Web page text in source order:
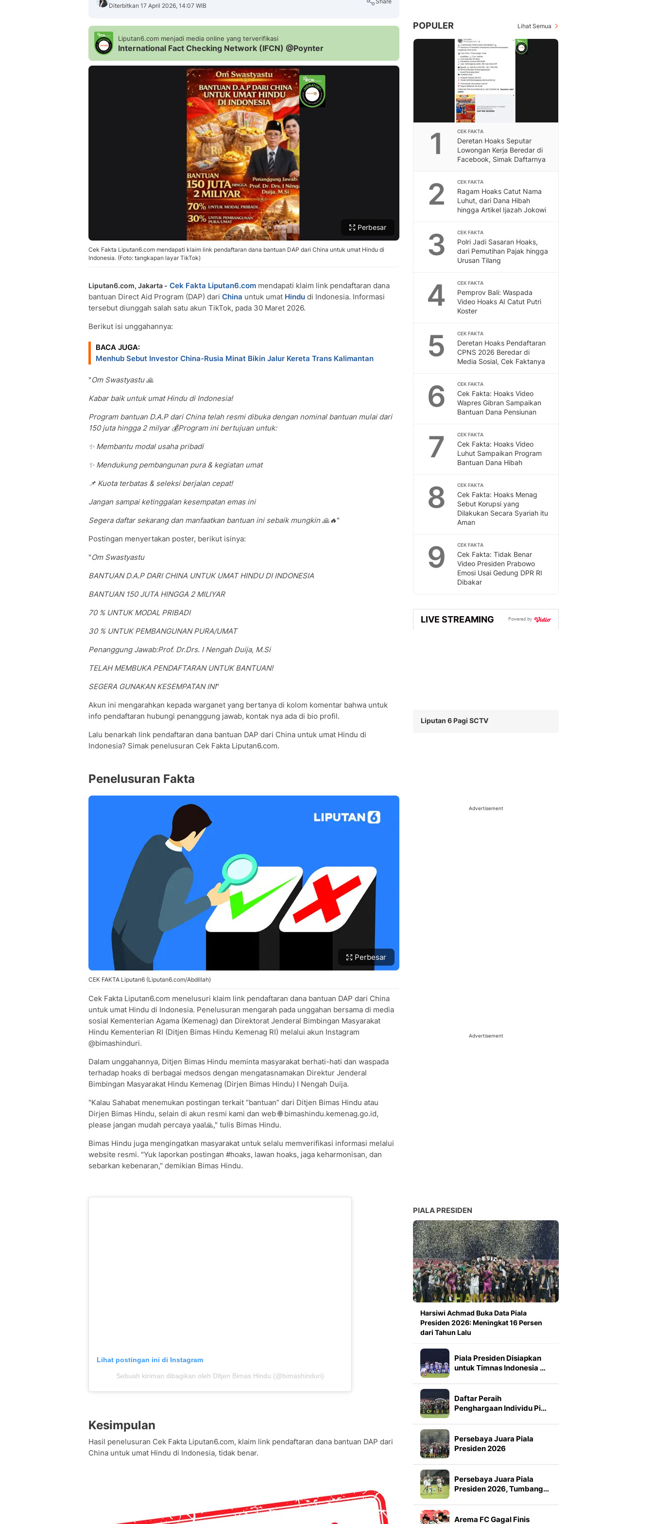
Diterbitkan 17 April 2026, 14:07 WIB
Liputan6.com menjadi media online yang terverifikasi
International Fact Checking Network (IFCN) @Poynter
Perbesar
Cek Fakta Liputan6.com mendapati klaim link pendaftaran dana bantuan DAP dari China untuk umat Hindu di
Indonesia. (Foto: tangkapan layar TikTok)
Liputan6.com, Jakarta - Cek Fakta Liputan6.com mendapati klaim link pendaftaran dana
bantuan Direct Aid Program (DAP) dari China untuk umat Hindu di Indonesia. Informasi
tersebut diunggah salah satu akun TikTok, pada 30 Maret 2026.
Berikut isi unggahannya:
BACA JUGA:
Menhub Sebut Investor China-Rusia Minat Bikin Jalur Kereta Trans Kalimantan
"Om Swastyastu 🙏
Kabar baik untuk umat Hindu di Indonesia!
Program bantuan D.A.P dari China telah resmi dibuka dengan nominal bantuan mulai dari
150 juta hingga 2 milyar 💰Program ini bertujuan untuk:
✨ Membantu modal usaha pribadi
✨ Mendukung pembangunan pura & kegiatan umat
📌 Kuota terbatas & seleksi berjalan cepat!
Jangan sampai ketinggalan kesempatan emas ini
Segera daftar sekarang dan manfaatkan bantuan ini sebaik mungkin 🙏🔥"
Postingan menyertakan poster, berikut isinya:
"Om Swastyastu
BANTUAN D.A.P DARI CHINA UNTUK UMAT HINDU DI INDONESIA
BANTUAN 150 JUTA HINGGA 2 MILIYAR
70 % UNTUK MODAL PRIBADI
30 % UNTUK PEMBANGUNAN PURA/UMAT
Penanggung Jawab:Prof. Dr.Drs. I Nengah Duija, M.Si
TELAH MEMBUKA PENDAFTARAN UNTUK BANTUAN!
SEGERA GUNAKAN KESEMPATAN INI"
Akun ini mengarahkan kepada warganet yang bertanya di kolom komentar bahwa untuk
info pendaftaran hubungi penanggung jawab, kontak nya ada di bio profil.
Lalu benarkah link pendaftaran dana bantuan DAP dari China untuk umat Hindu di
Indonesia? Simak penelusuran Cek Fakta Liputan6.com.
Penelusuran Fakta
Perbesar
CEK FAKTA Liputan6 (Liputan6.com/Abdillah)
Cek Fakta Liputan6.com menelusuri klaim link pendaftaran dana bantuan DAP dari China
untuk umat Hindu di Indonesia. Penelusuran mengarah pada unggahan bersama di media
sosial Kementerian Agama (Kemenag) dan Direktorat Jenderal Bimbingan Masyarakat
Hindu Kementerian RI (Ditjen Bimas Hindu Kemenag RI) melalui akun Instagram
@bimashinduri.
Dalam unggahannya, Ditjen Bimas Hindu meminta masyarakat berhati-hati dan waspada
terhadap hoaks di berbagai medsos dengan mengatasnamakan Direktur Jenderal
Bimbingan Masyarakat Hindu Kemenag (Dirjen Bimas Hindu) I Nengah Duija.
"Kalau Sahabat menemukan postingan terkait “bantuan” dari Ditjen Bimas Hindu atau
Dirjen Bimas Hindu, selain di akun resmi kami dan web 🌐 bimashindu.kemenag.go.id,
please jangan mudah percaya yaa!🙏," tulis Bimas Hindu.
Bimas Hindu juga mengingatkan masyarakat untuk selalu memverifikasi informasi melalui
website resmi. "Yuk laporkan postingan #hoaks, lawan hoaks, jaga keharmonisan, dan
sebarkan kebenaran," demikian Bimas Hindu.
Lihat postingan ini di Instagram
Sebuah kiriman dibagikan oleh Ditjen Bimas Hindu (@bimashinduri)
Kesimpulan
Hasil penelusuran Cek Fakta Liputan6.com, klaim link pendaftaran dana bantuan DAP dari
China untuk umat Hindu di Indonesia, tidak benar.
POPULER Lihat Semua
1 CEK FAKTA
Deretan Hoaks Seputar
Lowongan Kerja Beredar di
Facebook, Simak Daftarnya
2 CEK FAKTA
Ragam Hoaks Catut Nama
Luhut, dari Dana Hibah
hingga Artikel Ijazah Jokowi
3 CEK FAKTA
Polri Jadi Sasaran Hoaks,
dari Pemutihan Pajak hingga
Urusan Tilang
4 CEK FAKTA
Pemprov Bali: Waspada
Video Hoaks AI Catut Putri
Koster
5 CEK FAKTA
Deretan Hoaks Pendaftaran
CPNS 2026 Beredar di
Media Sosial, Cek Faktanya
6 CEK FAKTA
Cek Fakta: Hoaks Video
Wapres Gibran Sampaikan
Bantuan Dana Pensiunan
7 CEK FAKTA
Cek Fakta: Hoaks Video
Luhut Sampaikan Program
Bantuan Dana Hibah
8 CEK FAKTA
Cek Fakta: Hoaks Menag
Sebut Korupsi yang
Dilakukan Secara Syariah itu
Aman
9 CEK FAKTA
Cek Fakta: Tidak Benar
Video Presiden Prabowo
Emosi Usai Gedung DPR RI
Dibakar
LIVE STREAMING Powered by
Liputan 6 Pagi SCTV
Advertisement
Advertisement
PIALA PRESIDEN
Harsiwi Achmad Buka Data Piala
Presiden 2026: Meningkat 16 Persen
dari Tahun Lalu
Piala Presiden Disiapkan
untuk Timnas Indonesia …
Daftar Peraih
Penghargaan Individu Pi…
Persebaya Juara Piala
Presiden 2026
Persebaya Juara Piala
Presiden 2026, Tumbang…
Arema FC Gagal Finis